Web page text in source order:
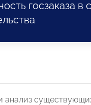
госзаказа в
анализ